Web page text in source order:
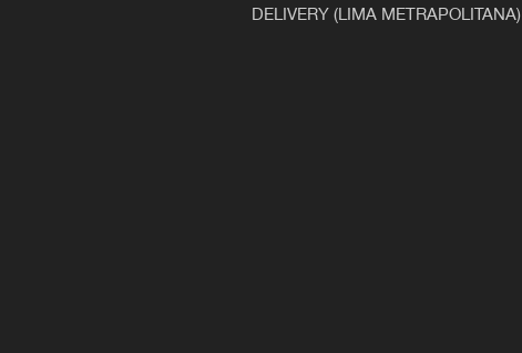
DELIVERY (LIMA METRAPOLITANA)